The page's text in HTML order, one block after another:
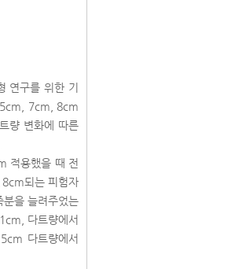
연구를 위한 기
5cm, 7cm, 8cm
량 변화에 따른
적용했을 때 전
8cm되는 피험자
을 늘려주었는
다트량에서
다트량에서